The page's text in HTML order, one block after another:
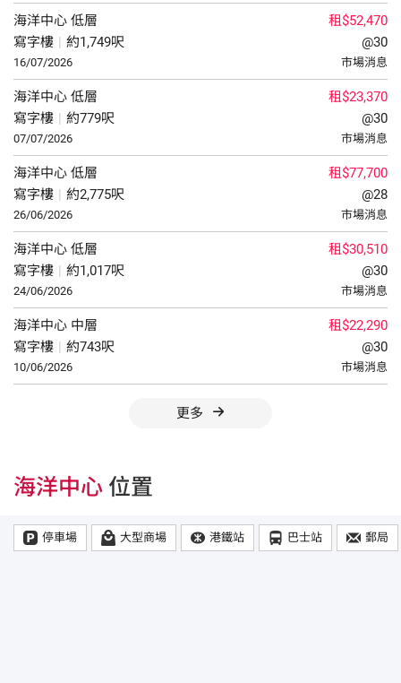
海洋中心 低層
寫字樓 | 約1,749呎
16/07/2026
租$52,470
@30
市場消息
海洋中心 低層
寫字樓 | 約779呎
07/07/2026
租$23,370
@30
市場消息
海洋中心 低層
寫字樓 | 約2,775呎
26/06/2026
租$77,700
@28
市場消息
海洋中心 低層
寫字樓 | 約1,017呎
24/06/2026
租$30,510
@30
市場消息
海洋中心 中層
寫字樓 | 約743呎
10/06/2026
租$22,290
@30
市場消息
更多
海洋中心 位置
停車場 大型商場 港鐵站 巴士站 郵局